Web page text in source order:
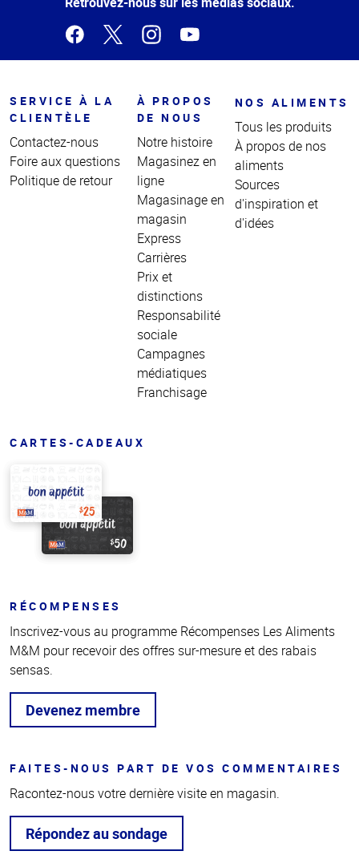
SERVICE À LA
CLIENTÈLE
Contactez-nous
Foire aux questions
Politique de retour
À PROPOS
DE NOUS
Notre histoire
Magasinez en
ligne
Magasinage en
magasin
Express
Carrières
Prix et
distinctions
Responsabilité
sociale
Campagnes
médiatiques
Franchisage
NOS ALIMENTS
Tous les produits
À propos de nos
aliments
Sources
d'inspiration et
d'idées
CARTES-CADEAUX
RÉCOMPENSES
Inscrivez-vous au programme Récompenses Les Aliments
M&M pour recevoir des offres sur-mesure et des rabais
sensas.
Devenez membre
FAITES-NOUS PART DE VOS COMMENTAIRES
Racontez-nous votre dernière visite en magasin.
Répondez au sondage